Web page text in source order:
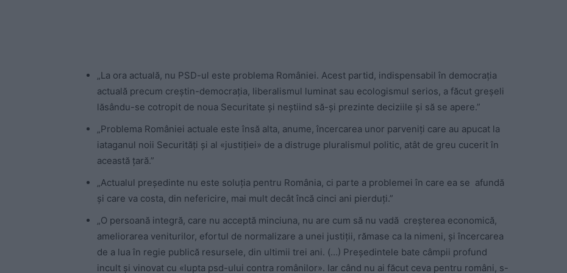
„La ora actuală, nu PSD-ul este problema României. Acest partid, indispensabil în democrația
actuală precum creștin-democrația, liberalismul luminat sau ecologismul serios, a făcut greșeli
lăsându-se cotropit de noua Securitate și neștiind să-și prezinte deciziile și să se apere.”
„Problema României actuale este însă alta, anume, încercarea unor parveniți care au apucat la
iataganul noii Securități și al «justiției» de a distruge pluralismul politic, atât de greu cucerit în
această țară.”
„Actualul președinte nu este soluția pentru România, ci parte a problemei în care ea se afundă
și care va costa, din nefericire, mai mult decât încă cinci ani pierduți.”
„O persoană integră, care nu acceptă minciuna, nu are cum să nu vadă creșterea economică,
ameliorarea veniturilor, efortul de normalizare a unei justiții, rămase ca la nimeni, și încercarea
de a lua în regie publică resursele, din ultimii trei ani. (…) Președintele bate câmpii profund
incult și vinovat cu «lupta psd-ului contra românilor». Iar când nu ai făcut ceva pentru români, s-